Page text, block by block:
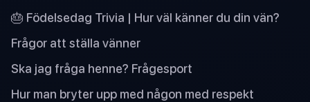
🎂 Födelsedag Trivia | Hur väl känner du din vän?
Frågor att ställa vänner
Ska jag fråga henne? Frågesport
Hur man bryter upp med någon med respekt